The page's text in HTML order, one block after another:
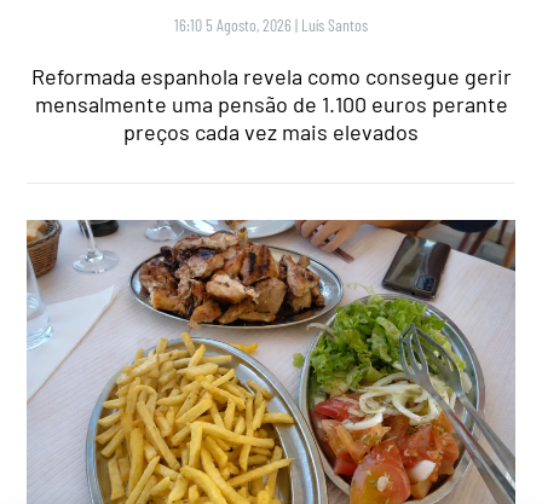
16:10 5 Agosto, 2026 | Luís Santos
Reformada espanhola revela como consegue gerir
mensalmente uma pensão de 1.100 euros perante
preços cada vez mais elevados